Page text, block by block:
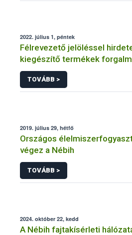
2022. július 1, péntek
Félrevezető jelöléssel
kiegészítő termékek
a Nébih
TOVÁBB >
2019. július 29, hétfő
Országos
végez a Nébih
TOVÁBB >
2024. október 22, kedd
A Nébih fajtakísérleti